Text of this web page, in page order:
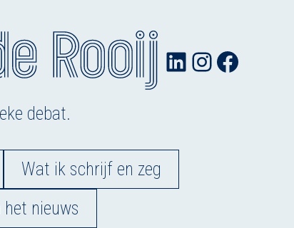
LinkedIn
Instagram
Facebook
debat.
Wat ik schrijf en zeg
het nieuws